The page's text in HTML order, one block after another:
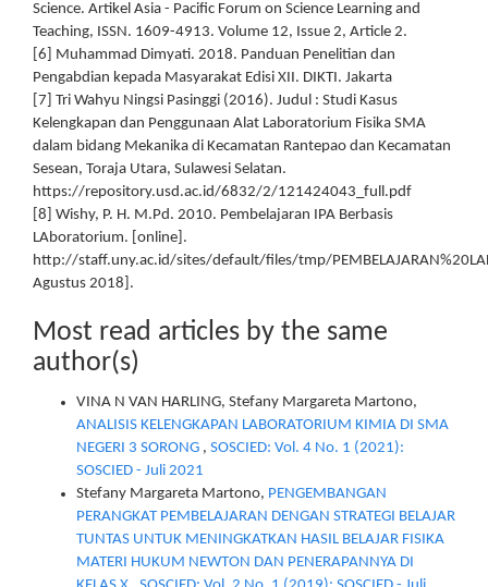
Science. Artikel Asia - Pacific Forum on Science Learning and
Teaching, ISSN. 1609-4913. Volume 12, Issue 2, Article 2.
[6] Muhammad Dimyati. 2018. Panduan Penelitian dan
Pengabdian kepada Masyarakat Edisi XII. DIKTI. Jakarta
[7] Tri Wahyu Ningsi Pasinggi (2016). Judul : Studi Kasus
Kelengkapan dan Penggunaan Alat Laboratorium Fisika SMA
dalam bidang Mekanika di Kecamatan Rantepao dan Kecamatan
Sesean, Toraja Utara, Sulawesi Selatan.
https://repository.usd.ac.id/6832/2/121424043_full.pdf
[8] Wishy, P. H. M.Pd. 2010. Pembelajaran IPA Berbasis
LAboratorium. [online].
http://staff.uny.ac.id/sites/default/files/tmp/
Agustus 2018].
Most read articles by the same
author(s)
VINA N VAN HARLING, Stefany Margareta Martono,
ANALISIS KELENGKAPAN LABORATORIUM KIMIA DI SMA
NEGERI 3 SORONG , SOSCIED: Vol. 4 No. 1 (2021):
SOSCIED - Juli 2021
Stefany Margareta Martono, PENGEMBANGAN
PERANGKAT PEMBELAJARAN DENGAN STRATEGI BELAJAR
TUNTAS UNTUK MENINGKATKAN HASIL BELAJAR FISIKA
MATERI HUKUM NEWTON DAN PENERAPANNYA DI